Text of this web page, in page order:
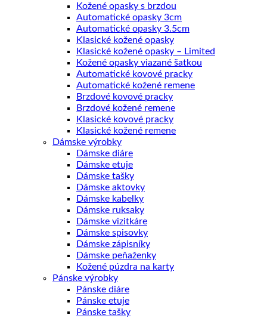
Kožené opasky s brzdou
Automatické opasky 3cm
Automatické opasky 3.5cm
Klasické kožené opasky
Klasické kožené opasky – Limited
Kožené opasky viazané šatkou
Automatické kovové pracky
Automatické kožené remene
Brzdové kovové pracky
Brzdové kožené remene
Klasické kovové pracky
Klasické kožené remene
Dámske výrobky
Dámske diáre
Dámske etuje
Dámske tašky
Dámske aktovky
Dámske kabelky
Dámske ruksaky
Dámske vizitkáre
Dámske spisovky
Dámske zápisníky
Dámske peňaženky
Kožené púzdra na karty
Pánske výrobky
Pánske diáre
Pánske etuje
Pánske tašky